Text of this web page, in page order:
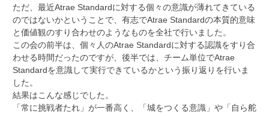
ただ、最近Atrae Standardに対する個々の意識が薄れてきている
のではないかということで、有志でAtrae Standardの本質的意味
と価値観のすり合わせのようなものを全社で行いました。
この会の前半は、個々人のAtrae Standardに対する認識をすり合
わせる時間だったのですが、後半では、チーム単位でAtrae
Standardを意識して実行できているかという振り返りを行いま
した。
結果はこんな感じでした。
「常に挑戦者たれ」が一番高く、「城をつくる意識」や「自ら舵